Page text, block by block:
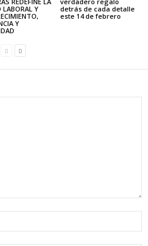
LABORAL Y
Y
detrás de cada detalle
este 14 de febrero